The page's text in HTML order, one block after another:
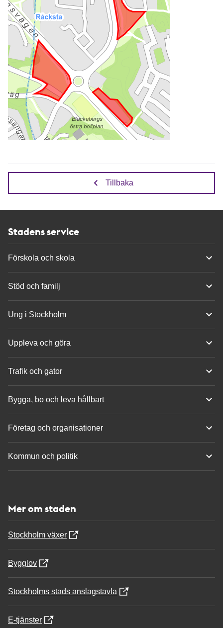
Tillbaka
Stadens service
Förskola och skola
Stöd och familj
Ung i Stockholm
Uppleva och göra
Trafik och gator
Bygga, bo och leva hållbart
Företag och organisationer
Kommun och politik
Mer om staden
Stockholm växer
Bygglov
Stockholms stads anslagstavla
E-tjänster